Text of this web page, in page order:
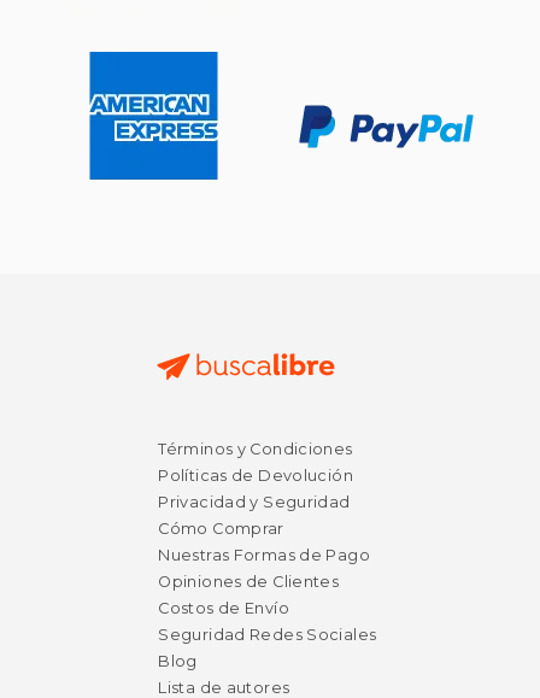
$ 29.99
$ 25.49
15%
dcto.
Términos y Condiciones
Políticas de Devolución
Privacidad y Seguridad
Cómo Comprar
Nuestras Formas de Pago
Opiniones de Clientes
Costos de Envío
Seguridad Redes Sociales
Blog
Lista de autores